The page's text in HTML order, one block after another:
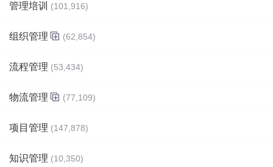
管理培训 (101,916)
组织管理 (62,854)
流程管理 (53,434)
物流管理 (77,109)
项目管理 (147,878)
知识管理 (10,350)